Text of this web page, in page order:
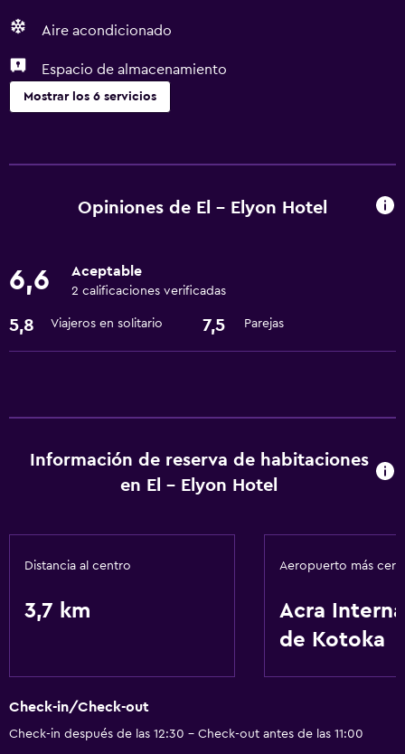
Aire acondicionado
Espacio de almacenamiento
Mostrar los 6 servicios
Wifi gratis
Traslado aeropuerto
General
Espacio de almacenamiento
Servicios y facilidades
Opiniones de El - Elyon Hotel
6,6 Aceptable
2 calificaciones verificadas
5,8 Viajeros en solitario 7,5 Parejas
Información de reserva de habitaciones
en El - Elyon Hotel
Distancia al centro
3,7 km
Aeropuerto más
Acra
de Kotoka
Check-in/Check-out
Check-in después de las 12:30 - Check-out antes de las 11:00